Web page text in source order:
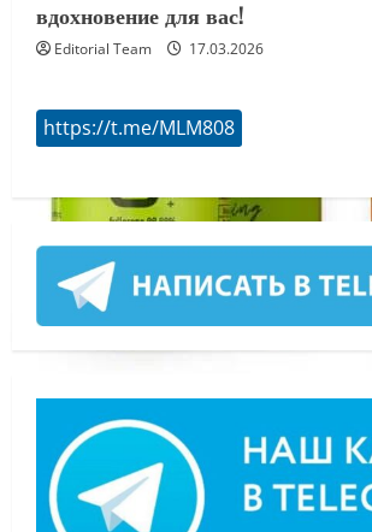
вдохновение для вас!
Editorial Team 17.03.2026
https://t.me/MLM808